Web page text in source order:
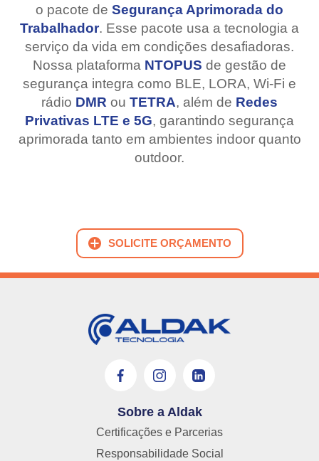
o pacote de Segurança Aprimorada do
Trabalhador. Esse pacote usa a tecnologia a
serviço da vida em condições desafiadoras.
Nossa plataforma NTOPUS de gestão de
segurança integra como BLE, LORA, Wi-Fi e
rádio DMR ou TETRA, além de Redes
Privativas LTE e 5G, garantindo segurança
aprimorada tanto em ambientes indoor quanto
outdoor.
SOLICITE ORÇAMENTO
Sobre a Aldak
Certificações e Parcerias
Responsabilidade Social